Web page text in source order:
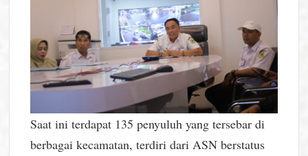
Saat ini terdapat 135 penyuluh yang tersebar di
berbagai kecamatan, terdiri dari ASN berstatus